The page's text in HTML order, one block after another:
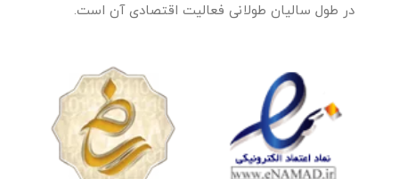
در طول سالیان طولانی فعالیت اقتصادی آن است.